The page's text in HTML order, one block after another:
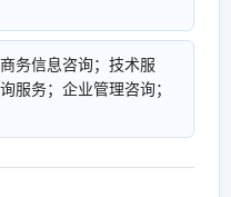
务信息咨询；技术服
服务；企业管理咨询；